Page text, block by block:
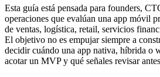
Esta guía está pensada para founders,
operaciones que evalúan una app móvil
de ventas, logística, retail, servicios
El objetivo no es empujar siempre a
decidir cuándo una app nativa, híbrida o
acotar un MVP y qué señales revisar